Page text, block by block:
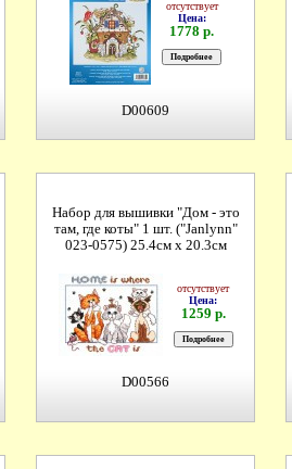
отсутствует
Цена:
1778 р.
D00609
Набор для вышивки "Дом - это
там, где коты" 1 шт. ("Janlynn"
023-0575) 25.4см х 20.3см
отсутствует
Цена:
1259 р.
D00566